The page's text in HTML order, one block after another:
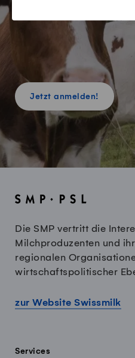
Jetzt anmelden!
Die SMP vertritt die
Milchproduzenten und
regionalen
wirtschaftspolitischer
zur Website Swissmilk
Services